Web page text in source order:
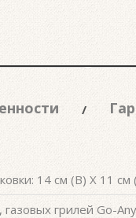
14 см (В) X 11
грилей Go-